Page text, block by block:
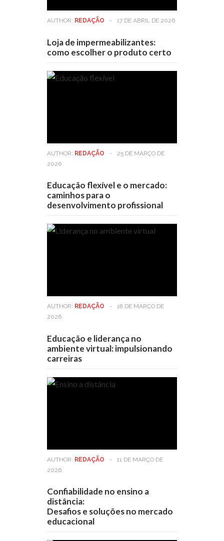
AUTHOR: REDAÇÃO - 17 DE ABRIL DE 2026
Loja de impermeabilizantes:
como escolher o produto certo
AUTHOR: REDAÇÃO -
25 DE MARÇO DE
2026
Educação flexível e o mercado:
caminhos para o
desenvolvimento profissional
AUTHOR: REDAÇÃO -
18 DE MARÇO DE
2026
Educação e liderança no
ambiente virtual: impulsionando
carreiras
AUTHOR: REDAÇÃO -
11 DE MARÇO DE
2026
Confiabilidade no ensino a
distância:
Desafios e soluções no mercado
educacional